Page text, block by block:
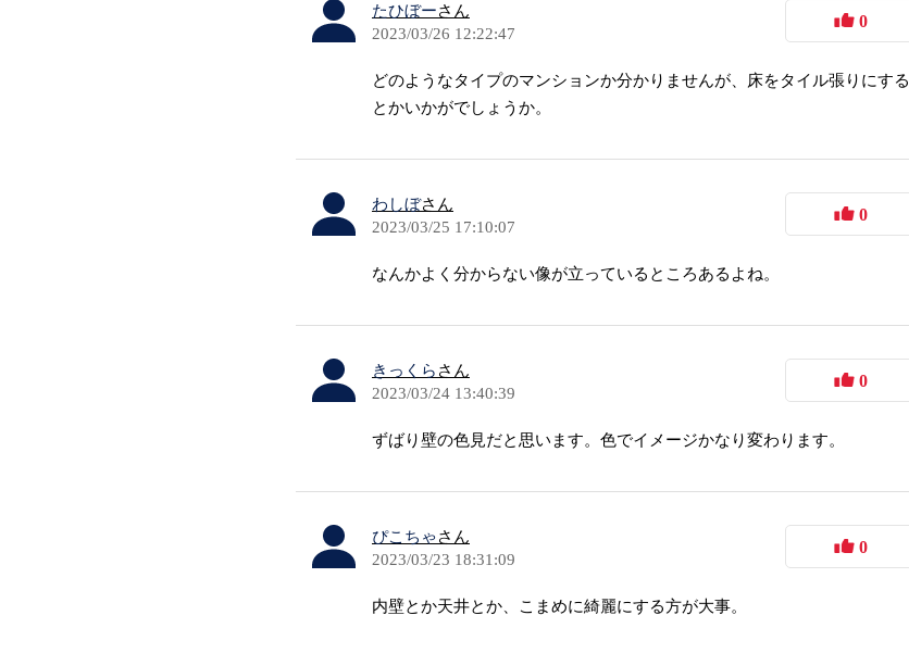
たひぼーさん
2023/03/26 12:22:47
0
どのようなタイプのマンションか分かりませんが、床をタイル張りにする
とかいかがでしょうか。
わしぼさん
2023/03/25 17:10:07
0
なんかよく分からない像が立っているところあるよね。
きっくら さん
2023/03/24 13:40:39
0
ずばり壁の色見だと思います。色でイメージかなり変わります。
ぴこちゃさん
2023/03/23 18:31:09
0
内壁とか天井とか、こまめに綺麗にする方が大事。